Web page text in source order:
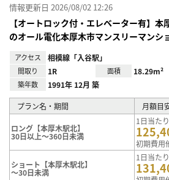
情報更新日 2026/08/02 12:26
【オートロック付・エレベーター有】
のオール電化本厚木市マンスリーマンシ
アクセス 相模線「入谷駅」
間取り 1R 面積 18.29m²
築年数 1991年 12月 築
プラン名・期間 月額目
ロング【本厚木駅北】
30日以上～360日未満
1日当た
初期費用
ショート【本厚木駅北】
～30日未満
1日当た